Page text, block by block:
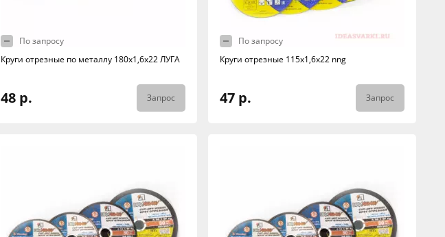
По запросу
Круги отрезные по металлу 180х1,6х22 ЛУГА
48 р. Запрос
По запросу
Круги отрезные 115х1,6х22 nng
47 р. Запрос